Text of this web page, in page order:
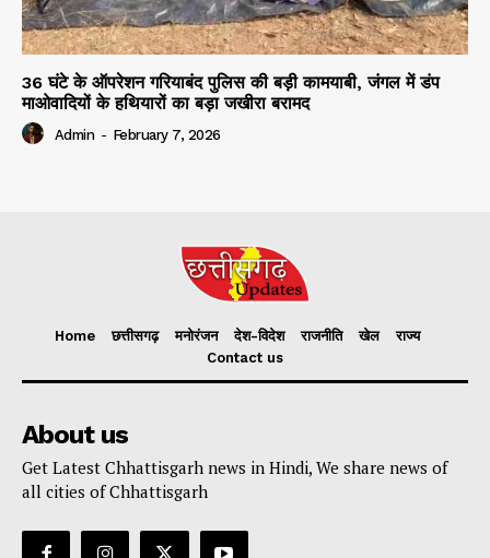
36 घंटे के ऑपरेशन गरियाबंद पुलिस की बड़ी कामयाबी, जंगल में डंप
माओवादियों के हथियारों का बड़ा जखीरा बरामद
Admin - February 7, 2026
Home छत्तीसगढ़ मनोरंजन देश-विदेश राजनीति खेल
राज्य
Contact us
About us
Get Latest Chhattisgarh news in Hindi, We share news of
all cities of Chhattisgarh